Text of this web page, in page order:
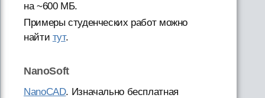
на ~600 МБ.
Примеры студенческих работ можно
найти тут.
NanoSoft
NanoCAD. Изначально бесплатная